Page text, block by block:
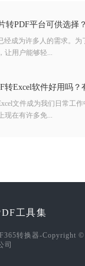
转PDF平台可供选择
经成为许多人的需求。
让用户能够轻...
转Excel软件好用吗
文件成为我们日常工
现在有许多免...
工具集
转换器-Copyright
司